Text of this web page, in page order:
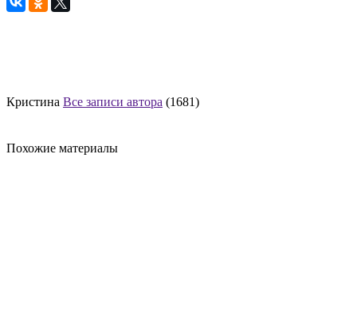
Кристина Все записи автора (1681)
Похожие материалы